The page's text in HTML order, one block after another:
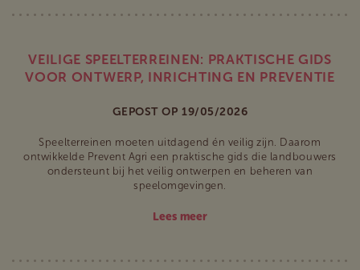
VEILIGE SPEELTERREINEN: PRAKTISCHE GIDS
VOOR ONTWERP, INRICHTING EN PREVENTIE
GEPOST OP 19/05/2026
Speelterreinen moeten uitdagend én veilig zijn. Daarom
ontwikkelde Prevent Agri een praktische gids die landbouwers
ondersteunt bij het veilig ontwerpen en beheren van
speelomgevingen.
Lees meer